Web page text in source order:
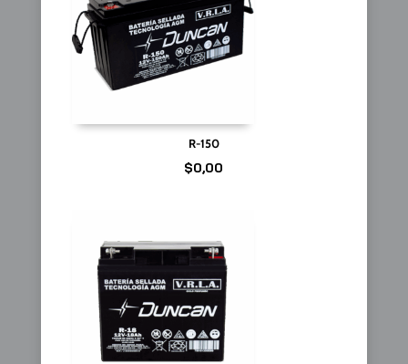
R-150
$0,00